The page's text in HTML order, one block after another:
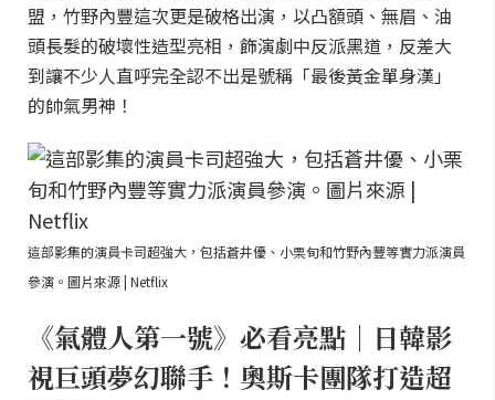
盟，竹野內豐這次更是破格出演，以凸額頭、無眉、油
頭長髮的破壞性造型亮相，飾演劇中反派黑道，反差大
到讓不少人直呼完全認不出是號稱「最後黃金單身漢」
的帥氣男神！
這部影集的演員卡司超強大，包括蒼井優、小栗旬和竹野內豐等實力派演員
參演。圖片來源 | Netflix
《氣體人第一號》必看亮點｜日韓影
視巨頭夢幻聯手！奧斯卡團隊打造超